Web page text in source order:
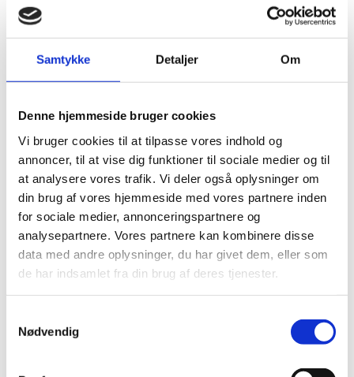
Samtykke Detaljer Om
Denne hjemmeside bruger cookies
Vi bruger cookies til at tilpasse vores indhold og
annoncer, til at vise dig funktioner til sociale medier og til
at analysere vores trafik. Vi deler også oplysninger om
din brug af vores hjemmeside med vores partnere inden
for sociale medier, annonceringspartnere og
analysepartnere. Vores partnere kan kombinere disse
data med andre oplysninger, du har givet dem, eller som
de har indsamlet fra din brug af deres tjenester.
Nødvendig
You can expect a response within three business
Click here to fill out our contact form
Contact us